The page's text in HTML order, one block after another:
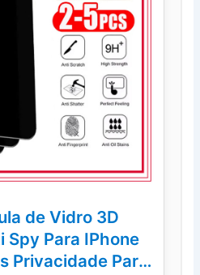
de Vidro 3D
Spy Para IPhone
Privacidade Para